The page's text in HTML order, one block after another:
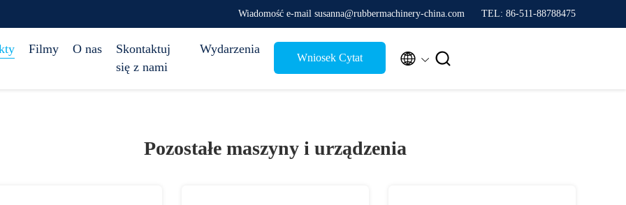
Wiadomość e-mail susanna@rubbermachinery-china.com TEL: 86-511-88788475
Filmy O nas
Skontaktuj
się z nami
Wydarzenia
Wniosek Cytat  
Pozostałe maszyny i urządzenia